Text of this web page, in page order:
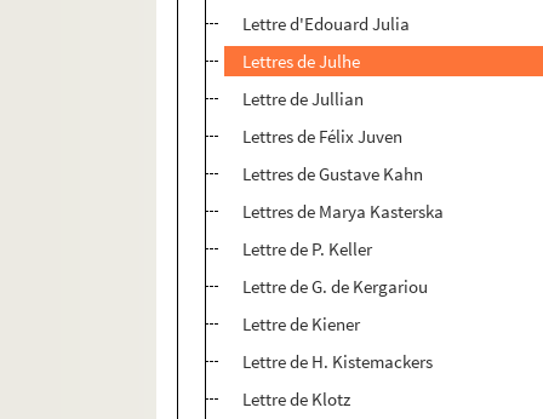
Lettre d'Edouard Julia
Lettres de Julhe
Lettre de Jullian
Lettres de Félix Juven
Lettres de Gustave Kahn
Lettres de Marya Kasterska
Lettre de P. Keller
Lettre de G. de Kergariou
Lettre de Kiener
Lettre de H. Kistemackers
Lettre de Klotz